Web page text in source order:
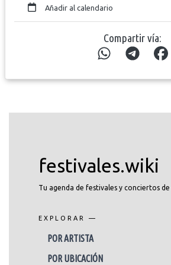
Añadir al calendario
Compartir vía:
festivales.wiki
Tu agenda de festivales y conciertos de
EXPLORAR —
POR ARTISTA
POR UBICACIÓN